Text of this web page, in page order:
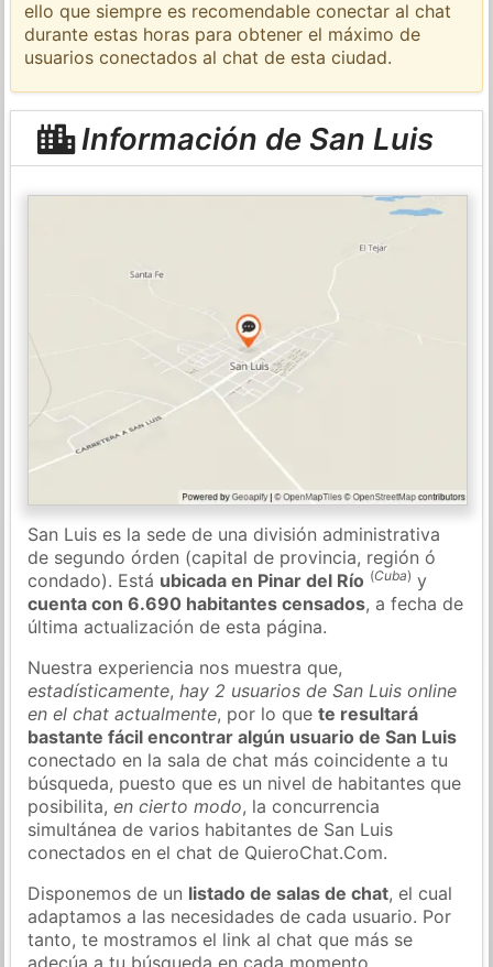
ello que siempre es recomendable conectar al chat
durante estas horas para obtener el máximo de
usuarios conectados al chat de esta ciudad.
Información de San Luis
San Luis es la sede de una división administrativa
de segundo órden (capital de provincia, región ó
condado). Está ubicada en Pinar del Río (Cuba) y
cuenta con 6.690 habitantes censados, a fecha de
última actualización de esta página.
Nuestra experiencia nos muestra que,
estadísticamente,hay 2 usuarios de San Luis online
en el chat actualmente, por lo quete resultará
bastante fácil encontrar algún usuario de San Luis
conectado en la sala de chat más coincidente a tu
búsqueda, puesto que es un nivel de habitantes que
posibilita,en cierto modo, la concurrencia
simultánea de varios habitantes de San Luis
conectados en el chat de QuieroChat.Com.
Disponemos de un listado de salas de chat, el cual
adaptamos a las necesidades de cada usuario. Por
tanto, te mostramos el link al chat que más se
adecúa a tu búsqueda en cada momento.